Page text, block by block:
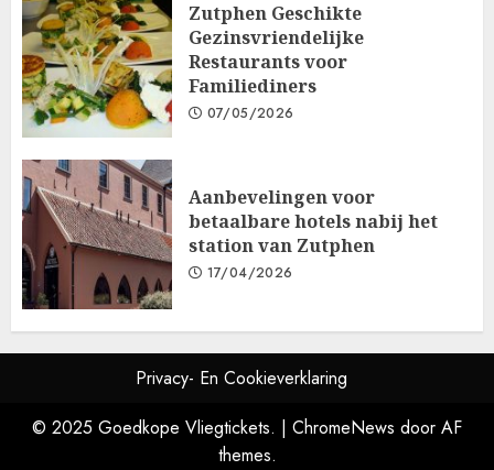
Zutphen Geschikte
Gezinsvriendelijke
Restaurants voor
Familiediners
07/05/2026
Aanbevelingen voor
betaalbare hotels nabij het
station van Zutphen
17/04/2026
Privacy- En Cookieverklaring
© 2025 Goedkope Vliegtickets. | ChromeNews door AF
themes.